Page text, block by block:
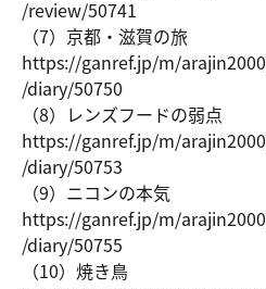
/review/50741
（7）京都・滋賀の旅
https://ganref.jp/m/arajin2000
/diary/50750
（8）レンズフードの弱点
https://ganref.jp/m/arajin2000
/diary/50753
（9）ニコンの本気
https://ganref.jp/m/arajin2000
/diary/50755
（10）焼き鳥